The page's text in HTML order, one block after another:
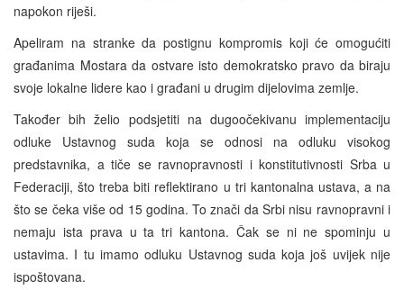
napokon riješi.
Apeliram na stranke da postignu kompromis koji će omogućiti
građanima Mostara da ostvare isto demokratsko pravo da biraju
svoje lokalne lidere kao i građani u drugim dijelovima zemlje.
Također bih želio podsjetiti na dugoočekivanu implementaciju
odluke Ustavnog suda koja se odnosi na odluku visokog
predstavnika, a tiče se ravnopravnosti i konstitutivnosti Srba u
Federaciji, što treba biti reflektirano u tri kantonalna ustava, a na
što se čeka više od 15 godina. To znači da Srbi nisu ravnopravni i
nemaju ista prava u ta tri kantona. Čak se ni ne spominju u
ustavima. I tu imamo odluku Ustavnog suda koja još uvijek nije
ispoštovana.